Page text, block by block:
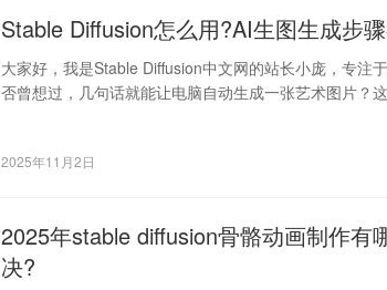
Stable Diffusion怎么用?AI生图生成步
大家好，我是Stable Diffusion中文网的站长小庞，专注
否曾想过，几句话就能让电脑自动生成一张艺术图片？
2025年11月2日
2025年stable diffusion骨骼动画制作有
决?